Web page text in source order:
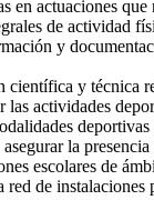
en actuaciones
de actividad
y
científica y técnica
actividades
deportivas
la
escolares de
de